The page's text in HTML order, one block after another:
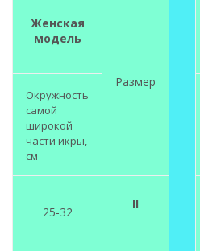
Женская
модель
Размер
Окружность
самой
широкой
части икры,
см
25-32
II